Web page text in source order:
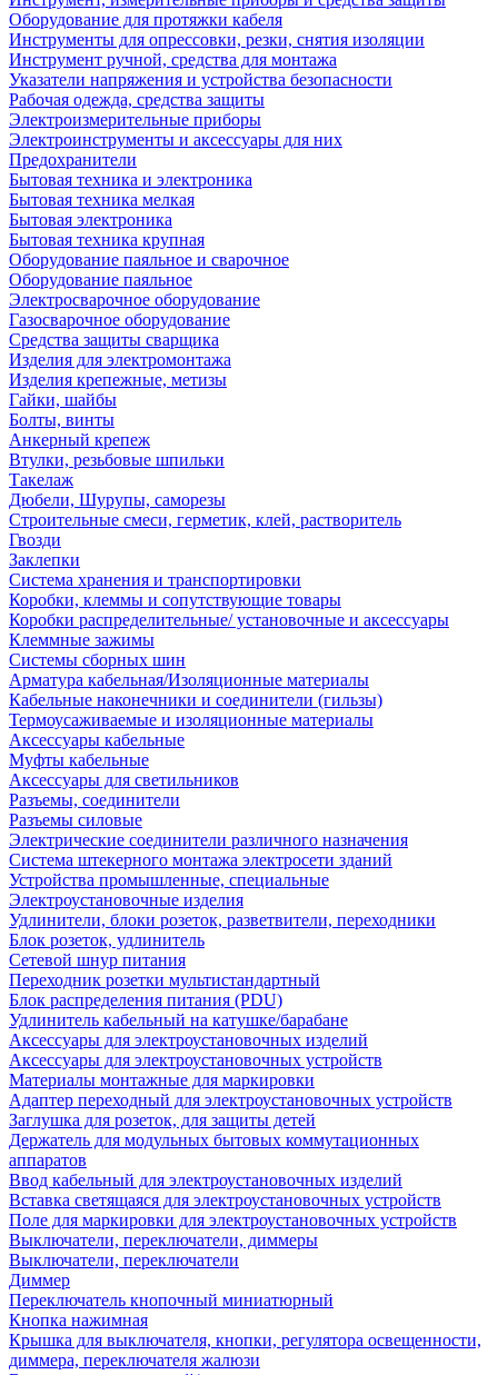
Оборудование для протяжки кабеля
Инструменты для опрессовки, резки, снятия изоляции
Инструмент ручной, средства для монтажа
Указатели напряжения и устройства безопасности
Рабочая одежда, средства защиты
Электроизмерительные приборы
Электроинструменты и аксессуары для них
Предохранители
Бытовая техника и электроника
Бытовая техника мелкая
Бытовая электроника
Бытовая техника крупная
Оборудование паяльное и сварочное
Оборудование паяльное
Электросварочное оборудование
Газосварочное оборудование
Средства защиты сварщика
Изделия для электромонтажа
Изделия крепежные, метизы
Гайки, шайбы
Болты, винты
Анкерный крепеж
Втулки, резьбовые шпильки
Такелаж
Дюбели, Шурупы, саморезы
Строительные смеси, герметик, клей, растворитель
Гвозди
Заклепки
Система хранения и транспортировки
Коробки, клеммы и сопутствующие товары
Коробки распределительные/ установочные и аксессуары
Клеммные зажимы
Системы сборных шин
Арматура кабельная/Изоляционные материалы
Кабельные наконечники и соединители (гильзы)
Термоусаживаемые и изоляционные материалы
Аксессуары кабельные
Муфты кабельные
Аксессуары для светильников
Разъемы, соединители
Разъемы силовые
Электрические соединители различного назначения
Система штекерного монтажа электросети зданий
Устройства промышленные, специальные
Электроустановочные изделия
Удлинители, блоки розеток, разветвители, переходники
Блок розеток, удлинитель
Сетевой шнур питания
Переходник розетки мультистандартный
Блок распределения питания (PDU)
Удлинитель кабельный на катушке/барабане
Аксессуары для электроустановочных изделий
Аксессуары для электроустановочных устройств
Материалы монтажные для маркировки
Адаптер переходный для электроустановочных устройств
Заглушка для розеток, для защиты детей
Держатель для модульных бытовых коммутационных
аппаратов
Ввод кабельный для электроустановочных изделий
Вставка светящаяся для электроустановочных устройств
Поле для маркировки для электроустановочных устройств
Выключатели, переключатели, диммеры
Выключатели, переключатели
Диммер
Переключатель кнопочный миниатюрный
Кнопка нажимная
Крышка для выключателя, кнопки, регулятора освещенности,
диммера, переключателя жалюзи